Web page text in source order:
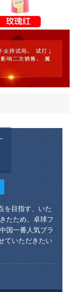
を目指す、いた
たため、卓球フ
国一番人気ブラ
ていただきたい